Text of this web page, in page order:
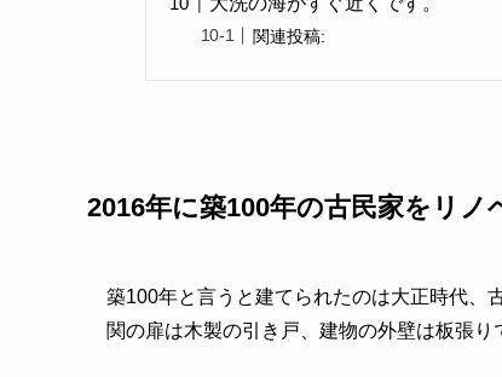
関連投稿:
2016年に築100年の古民家をリノ
築100年と言うと建てられたのは大正時代、
関の扉は木製の引き戸、建物の外壁は板張り